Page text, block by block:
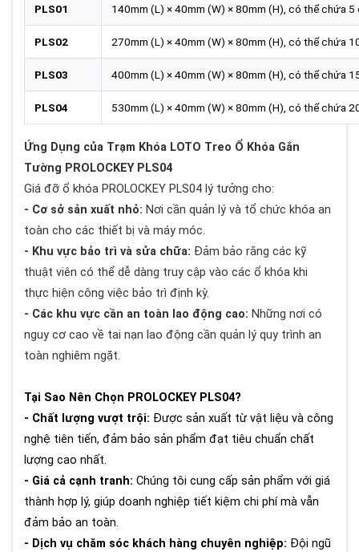
PLS01 140mm (L) × 40mm (W) × 80mm (H), có thể chứa 5
PLS02 270mm (L) × 40mm (W) × 80mm (H), có thể chứa
PLS03 400mm (L) × 40mm (W) × 80mm (H), có thể chứa
PLS04 530mm (L) × 40mm (W) × 80mm (H), có thể chứa
Ứng Dụng của Trạm Khóa LOTO Treo Ổ Khóa Gắn
Tường PROLOCKEY PLS04
Giá đỡ ổ khóa PROLOCKEY PLS04 lý tưởng cho:
- Cơ sở sản xuất nhỏ: Nơi cần quản lý và tổ chức khóa an
toàn cho các thiết bị và máy móc.
- Khu vực bảo trì và sửa chữa: Đảm bảo rằng các kỹ
thuật viên có thể dễ dàng truy cập vào các ổ khóa khi
thực hiện công việc bảo trì định kỳ.
- Các khu vực cần an toàn lao động cao: Những nơi có
nguy cơ cao về tai nạn lao động cần quản lý quy trình an
toàn nghiêm ngặt.
Tại Sao Nên Chọn PROLOCKEY PLS04?
- Chất lượng vượt trội: Được sản xuất từ vật liệu và công
nghệ tiên tiến, đảm bảo sản phẩm đạt tiêu chuẩn chất
lượng cao nhất.
- Giá cả cạnh tranh: Chúng tôi cung cấp sản phẩm với giá
thành hợp lý, giúp doanh nghiệp tiết kiệm chi phí mà vẫn
đảm bảo an toàn.
- Dịch vụ chăm sóc khách hàng chuyên nghiệp: Đội ngũ